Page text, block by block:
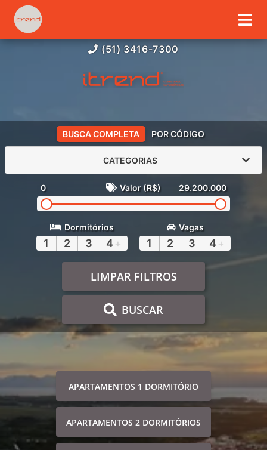
(51) 3416-7300
BUSCA COMPLETA POR CÓDIGO
CATEGORIAS
0 Valor (R$) 29.200.000
Dormitórios
1 2 3 4 +
Vagas
1 2 3 4 +
LIMPAR FILTROS
BUSCAR
APARTAMENTOS 1 DORMITÓRIO
APARTAMENTOS 2 DORMITÓRIOS